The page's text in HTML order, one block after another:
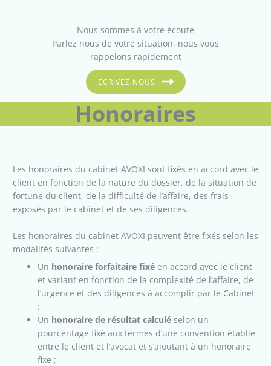
Nous sommes à votre écoute
Parlez nous de votre situation, nous vous
rappelons rapidement
ECRIVEZ NOUS
Honoraires
Les honoraires du cabinet AVOXI sont fixés en accord avec le
client en fonction de la nature du dossier, de la situation de
fortune du client, de la difficulté de l’affaire, des frais
exposés par le cabinet et de ses diligences.
Les honoraires du cabinet AVOXI peuvent être fixés selon les
modalités suivantes :
Un honoraire forfaitaire fixéen accord avec le client
et variant en fonction de la complexité de l’affaire, de
l’urgence et des diligences à accomplir par le Cabinet
;
Un honoraire de résultat calculé selon un
pourcentage fixé aux termes d’une convention établie
entre le client et l’avocat et s’ajoutant à un honoraire
fixe ;